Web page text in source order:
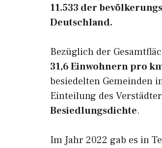
11.533 der
Deutschland.
Bezüglich der
31,6 Einwohnern pro
besiedelten Gemeinden
Einteilung des
Besiedlungsdichte.
Im Jahr 2022 gab es in